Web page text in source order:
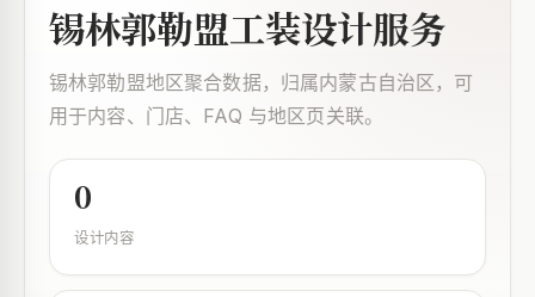
锡林郭勒盟工装设计服务
锡林郭勒盟地区聚合数据，归属内蒙古自治区，可
用于内容、门店、FAQ 与地区页关联。
0
设计内容